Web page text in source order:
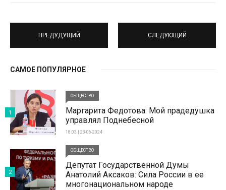
ПРЕДУДУЩИЙ СЛЕДУЮЩИЙ
САМОЕ ПОПУЛЯРНОЕ
ОБЩЕСТВО
Маргарита Федотова: Мой прадедушка
управлял Поднебесной
18:03 | 23-06-2024
1
ОБЩЕСТВО
Депутат Государственной Думы
Анатолий Аксаков: Сила России в ее
многонациональном народе
2